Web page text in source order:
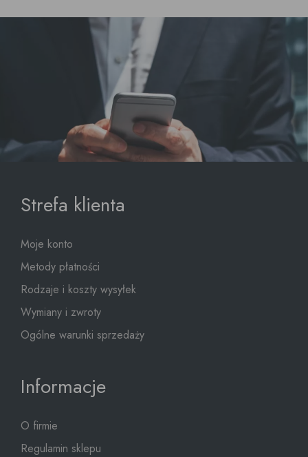
Strefa klienta
Moje konto
Metody płatności
Rodzaje i koszty wysyłek
Wymiany i zwroty
Ogólne warunki sprzedaży
Informacje
O firmie
Regulamin sklepu